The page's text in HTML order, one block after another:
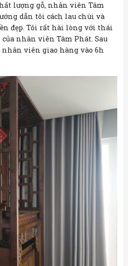
lượng gỗ, nhân viên Tâm
dẫn tôi cách lau chùi và
đẹp. Tôi rất hài lòng với thái
nhân viên Tâm Phát. Sau
viên giao hàng vào 6h